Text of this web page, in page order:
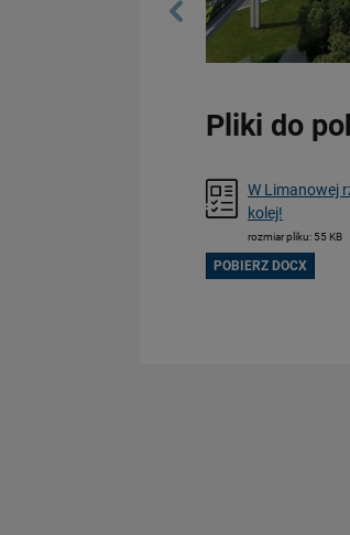
Pliki do
W Limanowej
kolej!
rozmiar pliku: 55 KB
POBIERZ DOCX